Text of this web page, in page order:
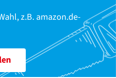
z.B. amazon.de-